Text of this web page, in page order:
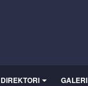
DIREKTORI GALERI